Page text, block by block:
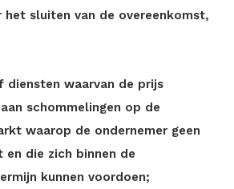
sluiten van de overeenkomst,
diensten waarvan de prijs
schommelingen op de
waarop de ondernemer geen
en die zich binnen de
kunnen voordoen;